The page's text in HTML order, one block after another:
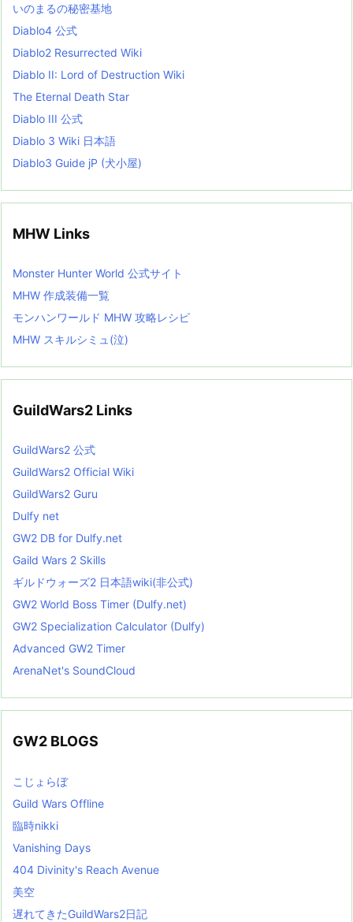
i
s
t
いのまるの秘密基地
Diablo4 公式
Diablo2 Resurrected Wiki
Diablo II: Lord of Destruction Wiki
The Eternal Death Star
Diablo III 公式
Diablo 3 Wiki 日本語
Diablo3 Guide jP (犬小屋)
MHW Links
Monster Hunter World 公式サイト
MHW 作成装備一覧
モンハンワールド MHW 攻略レシピ
MHW スキルシミュ(泣)
GuildWars2 Links
GuildWars2 公式
GuildWars2 Official Wiki
GuildWars2 Guru
Dulfy net
GW2 DB for Dulfy.net
Gaild Wars 2 Skills
ギルドウォーズ2 日本語wiki(非公式)
GW2 World Boss Timer (Dulfy.net)
GW2 Specialization Calculator (Dulfy)
Advanced GW2 Timer
ArenaNet's SoundCloud
GW2 BLOGS
こじょらぼ
Guild Wars Offline
臨時nikki
Vanishing Days
404 Divinity's Reach Avenue
美空
遅れてきたGuildWars2日記